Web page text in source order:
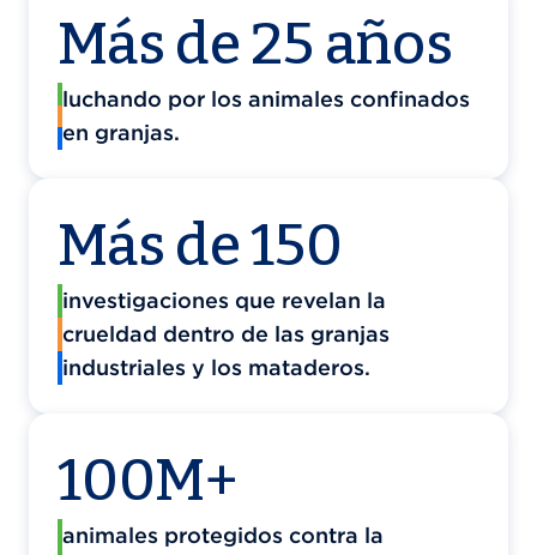
Más de 25 años
luchando por los animales confinados
en granjas.
Más de 150
investigaciones que revelan la
crueldad dentro de las granjas
industriales y los mataderos.
100M+
animales protegidos contra la